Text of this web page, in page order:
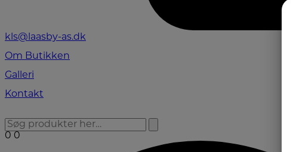
kls@laasby-as.dk
Om Butikken
Galleri
Kontakt
0 0